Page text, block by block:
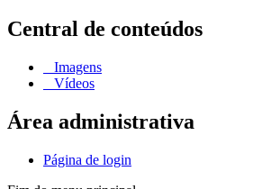
Central de conteúdos
Imagens
Vídeos
Área administrativa
Página de login